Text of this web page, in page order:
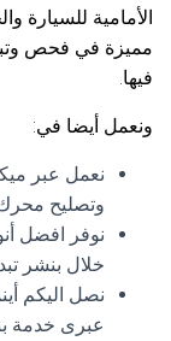
الأمامية للسيارة
مميزة في فحص
فيها.
ونعمل أيضا في:
نعمل عبر
وتصليح
نوفر افضل
خلال بنشر
نصل اليكم
عبرى خدمة